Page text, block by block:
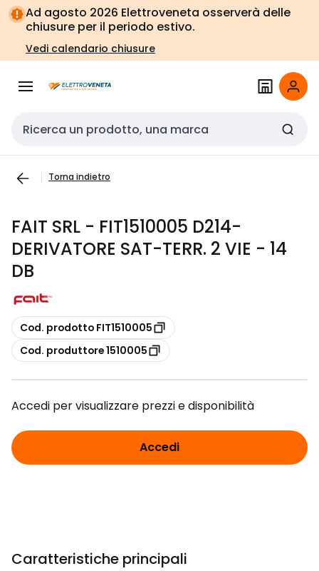
Vai alla
navigazione
Vai
alla
pagina
Ad agosto 2026 Elettroveneta osserverà delle
chiusure per il periodo estivo.
Vedi calendario chiusure
Cerca input
Torna indietro
FAIT SRL - FIT1510005 D214-
DERIVATORE SAT-TERR. 2 VIE - 14
DB
copia
Cod. prodotto FIT1510005
copia
Cod. produttore 1510005
Accedi per visualizzare prezzi e disponibilità
Accedi
Caratteristiche principali